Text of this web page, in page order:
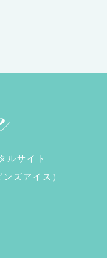
ルサイト
ンズアイス）